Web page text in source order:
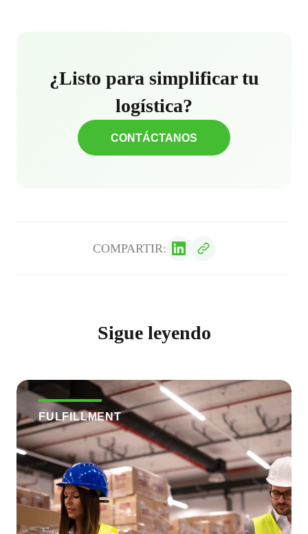
¿Listo para simplificar tu
logística?
CONTÁCTANOS
COMPARTIR:
Sigue leyendo
FULFILLMENT